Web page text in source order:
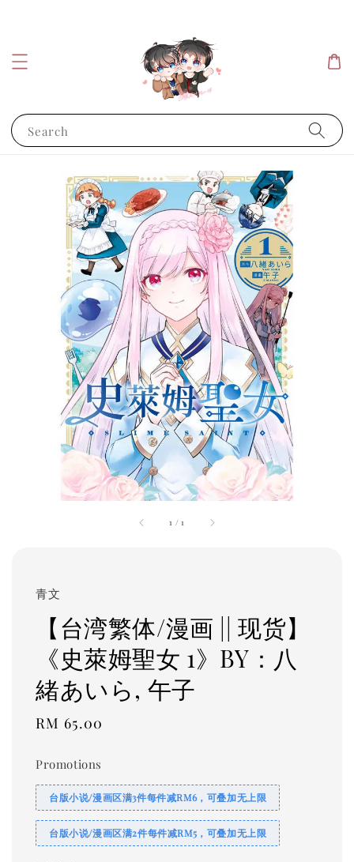
Search
1 /1
青文
【台湾繁体/漫画 || 现货】
《史萊姆聖女 1》BY：八
緒あいら, 午子
Regular
RM 65.00
Promotions
台版小说/漫画区满3件每件减RM6，可叠加无上限
台版小说/漫画区满2件每件减RM5，可叠加无上限